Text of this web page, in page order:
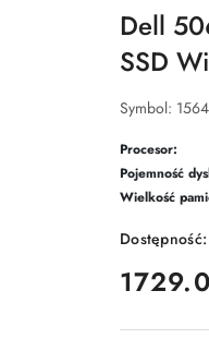
Dell
SSD
Symbol:
Procesor:
Pojemność
Wielkość
Dostępność:
cena: